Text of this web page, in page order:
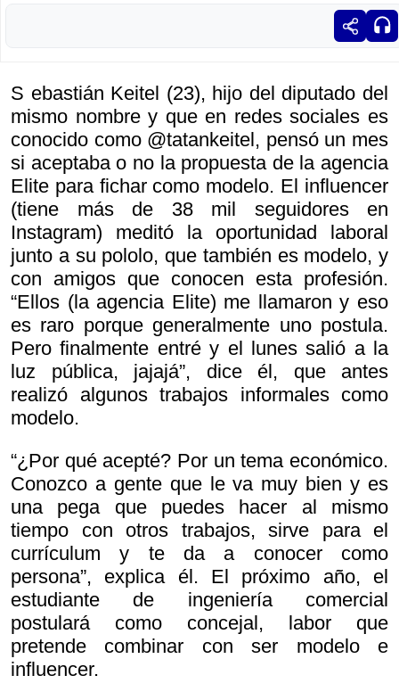
S ebastián Keitel (23), hijo del diputado del
mismo nombre y que en redes sociales es
conocido como @tatankeitel, pensó un mes
si aceptaba o no la propuesta de la agencia
Elite para fichar como modelo. El influencer
(tiene más de 38 mil seguidores en
Instagram) meditó la oportunidad laboral
junto a su pololo, que también es modelo, y
con amigos que conocen esta profesión.
“Ellos (la agencia Elite) me llamaron y eso
es raro porque generalmente uno postula.
Pero finalmente entré y el lunes salió a la
luz pública, jajajá”, dice él, que antes
realizó algunos trabajos informales como
modelo.
“¿Por qué acepté? Por un tema económico.
Conozco a gente que le va muy bien y es
una pega que puedes hacer al mismo
tiempo con otros trabajos, sirve para el
currículum y te da a conocer como
persona”, explica él. El próximo año, el
estudiante de ingeniería comercial
postulará como concejal, labor que
pretende combinar con ser modelo e
influencer.